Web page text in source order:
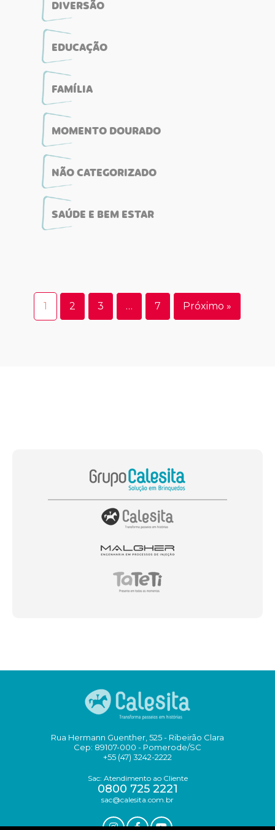
DIVERSÃO
EDUCAÇÃO
FAMÍLIA
MOMENTO DOURADO
NÃO CATEGORIZADO
SAÚDE E BEM ESTAR
1 2 3 … 7 Próximo »
Rua Hermann Guenther, 525 - Ribeirão Clara
Cep: 89107-000 - Pomerode/SC
+55 (47) 3242-2222
Sac: Atendimento ao Cliente
0800 725 2221
sac@calesita.com.br